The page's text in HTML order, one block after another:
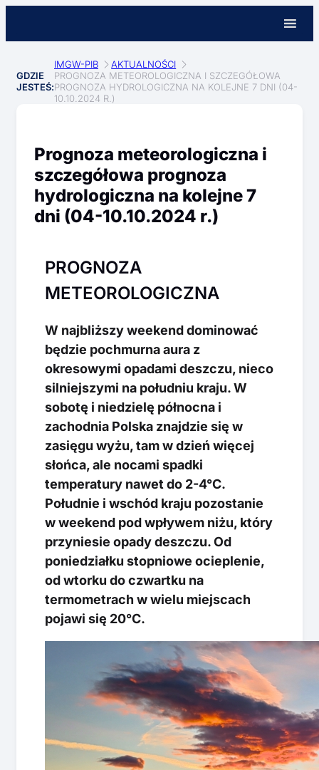
GDZIE
JESTEŚ:
IMGW-PIB
AKTUALNOŚCI
PROGNOZA METEOROLOGICZNA I SZCZEGÓŁOWA
PROGNOZA HYDROLOGICZNA NA KOLEJNE 7 DNI (04-
10.10.2024 R.)
Prognoza meteorologiczna i
szczegółowa prognoza
hydrologiczna na kolejne 7
dni (04-10.10.2024 r.)
PROGNOZA
METEOROLOGICZNA
W najbliższy weekend dominować
będzie pochmurna aura z
okresowymi opadami deszczu, nieco
silniejszymi na południu kraju. W
sobotę i niedzielę północna i
zachodnia Polska znajdzie się w
zasięgu wyżu, tam w dzień więcej
słońca, ale nocami spadki
temperatury nawet do 2-4°C.
Południe i wschód kraju pozostanie
w weekend pod wpływem niżu, który
przyniesie opady deszczu. Od
poniedziałku stopniowe ocieplenie,
od wtorku do czwartku na
termometrach w wielu miejscach
pojawi się 20°C.